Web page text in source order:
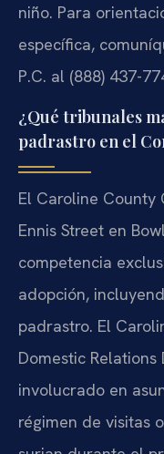
niño. Para
específica,
P.C. al (888) 437-
¿Qué tribunales
padrastro en el
El Caroline County
Ennis Street en
competencia
adopción,
padrastro. El
Domestic
involucrado en
régimen de visitas